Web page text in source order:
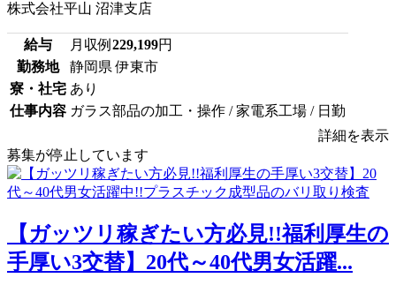
株式会社平山 沼津支店
給与 月収例 229,199円
勤務地
静岡県 伊東市
寮・社宅 あり
仕事内容 ガラス部品の加工・操作 / 家電系工場 / 日勤
詳細を表示
募集が停止しています
【ガッツリ稼ぎたい方必見!!福利厚生の
手厚い3交替】20代～40代男女活躍...